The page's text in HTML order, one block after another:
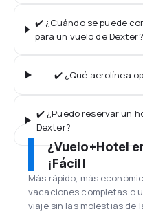
✔️ ¿Cuándo se puede
para un vuelo de Dexter?
✔️ ¿Qué aerolínea
✔️ ¿Puedo reservar un
Dexter?
¿Vuelo+Hotel
¡Fácil!
Más rápido, más
vacaciones completas o
viaje sin las molestias de